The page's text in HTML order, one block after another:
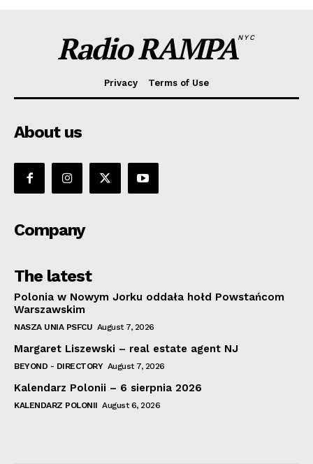
Radio RAMPANYC
Privacy Terms of Use
About us
Company
The latest
Polonia w Nowym Jorku oddała hołd Powstańcom
Warszawskim
NASZA UNIA PSFCU August 7, 2026
Margaret Liszewski – real estate agent NJ
BEYOND - DIRECTORY August 7, 2026
Kalendarz Polonii – 6 sierpnia 2026
KALENDARZ POLONII August 6, 2026